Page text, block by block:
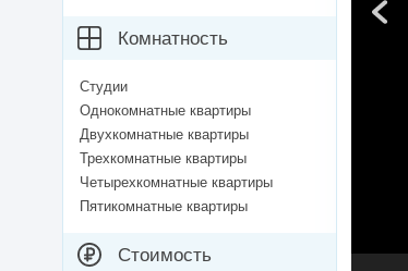
Комнатность
Студии
Однокомнатные квартиры
Двухкомнатные квартиры
Трехкомнатные квартиры
Четырехкомнатные квартиры
Пятикомнатные квартиры
Стоимость